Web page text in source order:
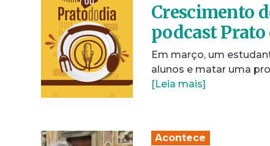
Crescimento
podcast Prato
Em março, um
alunos e matar uma
[Leia mais]
Acontece